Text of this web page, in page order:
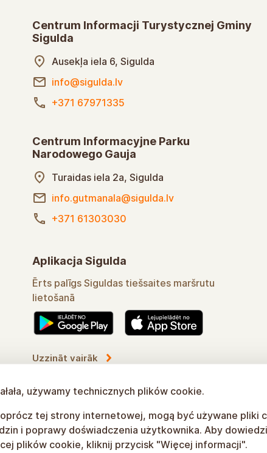
Centrum Informacji Turystycznej Gminy
Sigulda
Ausekļa iela 6, Sigulda
info@sigulda.lv
+371 67971335
Centrum Informacyjne Parku
Narodowego Gauja
Turaidas iela 2a, Sigulda
info.gutmanala@sigulda.lv
+371 61303030
Aplikacja Sigulda
Ērts palīgs Siguldas tiešsaites maršrutu
lietošanā
Uzzināt vairāk
używamy technicznych plików cookie.
tej strony internetowej, mogą być używane pliki
i poprawy doświadczenia użytkownika. Aby
plików cookie, kliknij przycisk "Więcej informacji".